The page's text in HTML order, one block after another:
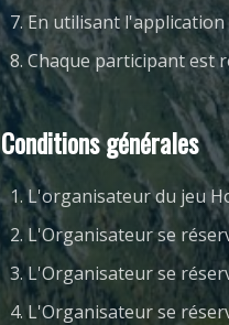
En utilisant l'application
Chaque participant est
Conditions générales
L'organisateur du jeu
L'Organisateur se
L'Organisateur se
L'Organisateur se